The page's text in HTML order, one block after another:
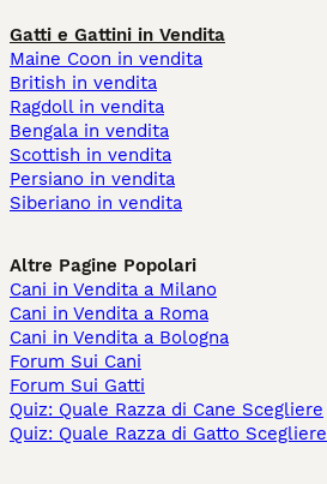
Gatti e Gattini in Vendita
Maine Coon in vendita
British in vendita
Ragdoll in vendita
Bengala in vendita
Scottish in vendita
Persiano in vendita
Siberiano in vendita
Altre Pagine Popolari
Cani in Vendita a Milano
Cani in Vendita a Roma
Cani in Vendita a Bologna
Forum Sui Cani
Forum Sui Gatti
Quiz: Quale Razza di Cane Scegliere
Quiz: Quale Razza di Gatto Scegliere